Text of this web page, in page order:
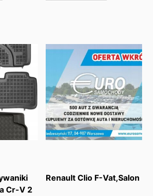
Cr-V 2
Renault Clio F-Vat,Salon